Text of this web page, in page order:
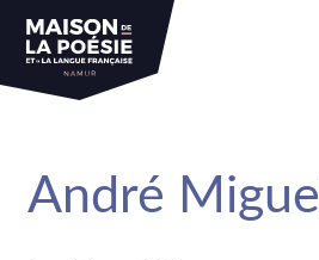
André Miguel